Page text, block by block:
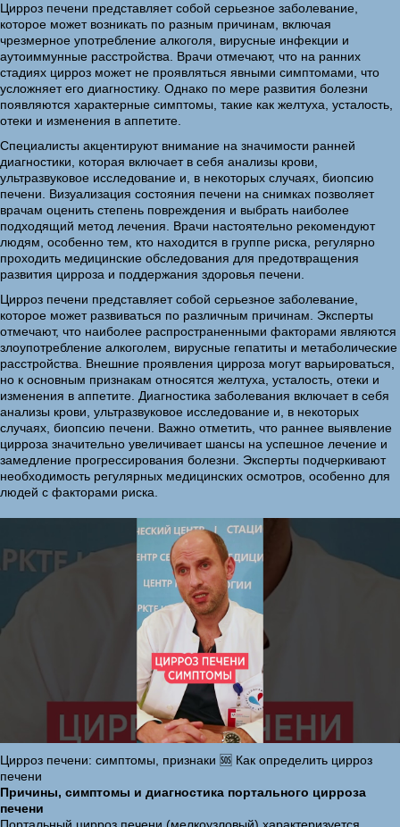
Цирроз печени представляет собой серьезное заболевание,
которое может возникать по разным причинам, включая
чрезмерное употребление алкоголя, вирусные инфекции и
аутоиммунные расстройства. Врачи отмечают, что на ранних
стадиях цирроз может не проявляться явными симптомами, что
усложняет его диагностику. Однако по мере развития болезни
появляются характерные симптомы, такие как желтуха, усталость,
отеки и изменения в аппетите.
Специалисты акцентируют внимание на значимости ранней
диагностики, которая включает в себя анализы крови,
ультразвуковое исследование и, в некоторых случаях, биопсию
печени. Визуализация состояния печени на снимках позволяет
врачам оценить степень повреждения и выбрать наиболее
подходящий метод лечения. Врачи настоятельно рекомендуют
людям, особенно тем, кто находится в группе риска, регулярно
проходить медицинские обследования для предотвращения
развития цирроза и поддержания здоровья печени.
Цирроз печени представляет собой серьезное заболевание,
которое может развиваться по различным причинам. Эксперты
отмечают, что наиболее распространенными факторами являются
злоупотребление алкоголем, вирусные гепатиты и метаболические
расстройства. Внешние проявления цирроза могут варьироваться,
но к основным признакам относятся желтуха, усталость, отеки и
изменения в аппетите. Диагностика заболевания включает в себя
анализы крови, ультразвуковое исследование и, в некоторых
случаях, биопсию печени. Важно отметить, что раннее выявление
цирроза значительно увеличивает шансы на успешное лечение и
замедление прогрессирования болезни. Эксперты подчеркивают
необходимость регулярных медицинских осмотров, особенно для
людей с факторами риска.
Цирроз печени: симптомы, признаки 🆘 Как определить цирроз
печени
Причины, симптомы и диагностика портального цирроза
печени